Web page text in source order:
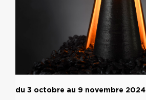
du 3 octobre au 9 novembre 2024